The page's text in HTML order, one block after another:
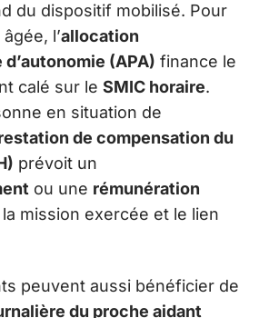
du dispositif mobilisé. Pour
l’allocation
(APA) finance le
calé sur le SMIC horaire.
en situation de
de compensation du
prévoit un
ou une rémunération
mission exercée et le lien
peuvent aussi bénéficier de
du proche aidant